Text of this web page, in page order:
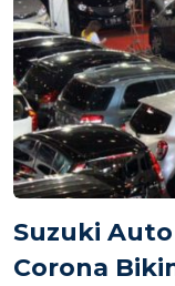
Suzuki
Corona